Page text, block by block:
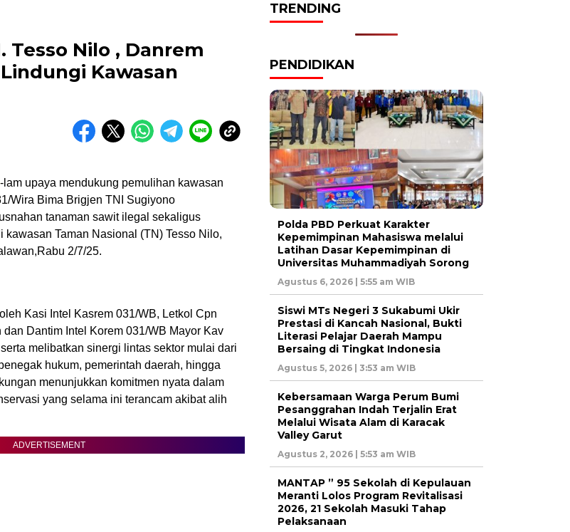
Tesso Nilo , Danrem
Kawasan
-lam upaya mendukung pemulihan kawasan
Wira Bima Brigjen TNI Sugiyono
tanaman sawit ilegal sekaligus
kawasan Taman Nasional (TN) Tesso Nilo,
2/7/25.
Kasi Intel Kasrem 031/WB, Letkol Cpn
Dantim Intel Korem 031/WB Mayor Kav
melibatkan sinergi lintas sektor mulai dari
hukum, pemerintah daerah, hingga
menunjukkan komitmen nyata dalam
yang selama ini terancam akibat alih
ADVERTISEMENT
TRENDING
PENDIDIKAN
Polda PBD Perkuat Karakter
Kepemimpinan Mahasiswa melalui
Latihan Dasar Kepemimpinan di
Universitas Muhammadiyah Sorong
Agustus 6, 2026 | 5:55 am WIB
Siswi MTs Negeri 3 Sukabumi Ukir
Prestasi di Kancah Nasional, Bukti
Literasi Pelajar Daerah Mampu
Bersaing di Tingkat Indonesia
Agustus 5, 2026 | 3:53 am WIB
Kebersamaan Warga Perum Bumi
Pesanggrahan Indah Terjalin Erat
Melalui Wisata Alam di Karacak
Valley Garut
Agustus 2, 2026 | 5:53 am WIB
MANTAP ” 95 Sekolah di Kepulauan
Meranti Lolos Program Revitalisasi
2026, 21 Sekolah Masuki Tahap
Pelaksanaan